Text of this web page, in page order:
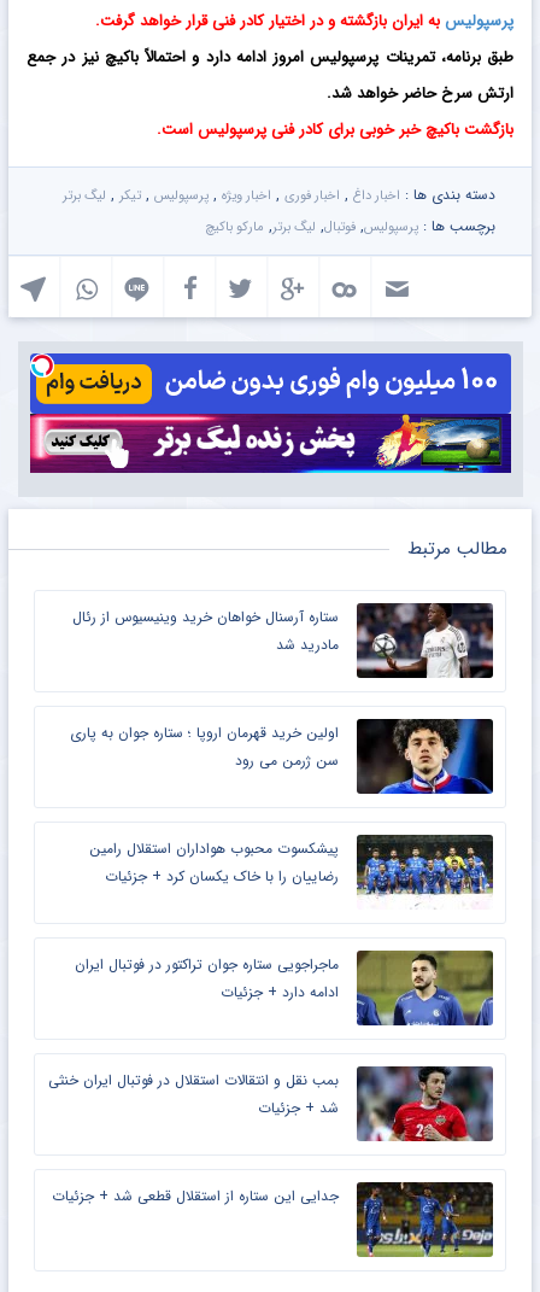
پرسپولیس به ایران بازگشته و در اختیار کادر فنی قرار خواهد گرفت.
طبق برنامه، تمرینات پرسپولیس امروز ادامه دارد و احتمالاً باکیچ نیز در جمع
ارتش سرخ حاضر خواهد شد.
بازگشت باکیچ خبر خوبی برای کادر فنی پرسپولیس است.
دسته بندی ها : اخبار داغ , اخبار فوری , اخبار ویژه , پرسپولیس , تیکر , لیگ برتر
برچسب ها : پرسپولیس, فوتبال, لیگ برتر, مارکو باکیچ
مطالب مرتبط
ستاره آرسنال خواهان خرید وینیسیوس از رئال
مادرید شد
اولین خرید قهرمان اروپا ؛ ستاره جوان به پاری
سن ژرمن می رود
پیشکسوت محبوب هواداران استقلال رامین
رضاییان را با خاک یکسان کرد + جزئیات
ماجراجویی ستاره جوان تراکتور در فوتبال ایران
ادامه دارد + جزئیات
بمب نقل و انتقالات استقلال در فوتبال ایران خنثی
شد + جزئیات
جدایی این ستاره از استقلال قطعی شد + جزئیات